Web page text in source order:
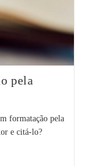
pela
formatação pela
e citá-lo?